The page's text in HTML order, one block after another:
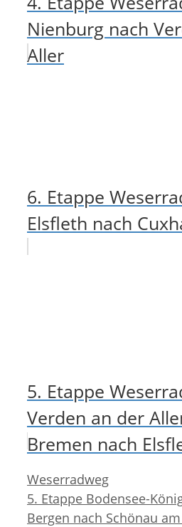
Nienburg nach
Aller
6. Etappe
Elsfleth nach
5. Etappe
Verden an der
Bremen nach
Kategorien
Weserradweg
5. Etappe Bodensee-
Bergen nach Schönau